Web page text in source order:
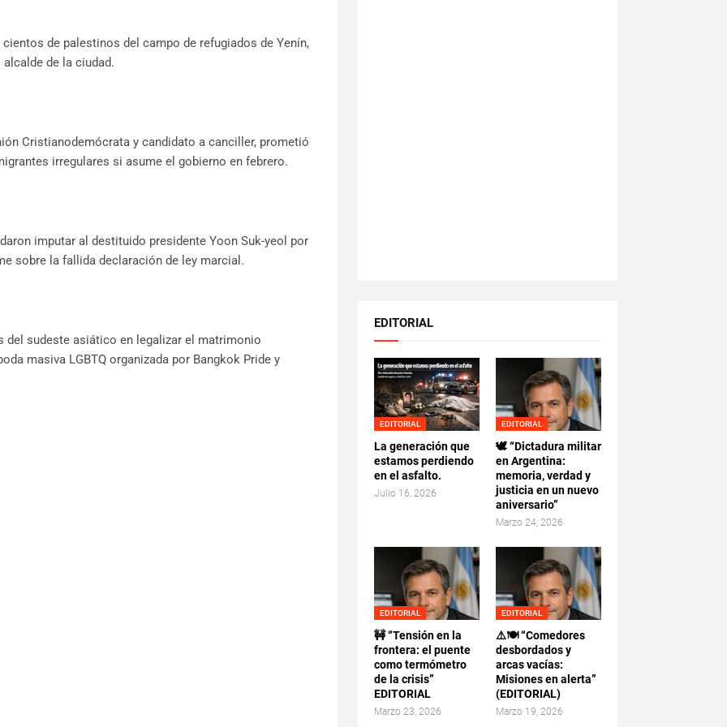
de palestinos del campo de refugiados de Yenín,
de la ciudad.
Cristianodemócrata y candidato a canciller, prometió
irregulares si asume el gobierno en febrero.
imputar al destituido presidente Yoon Suk-yeol por
sobre la fallida declaración de ley marcial.
sudeste asiático en legalizar el matrimonio
masiva LGBTQ organizada por Bangkok Pride y
EDITORIAL
EDITORIAL
La generación que
estamos perdiendo
en el asfalto.
Julio 16, 2026
EDITORIAL
🕊️ “Dictadura militar
en Argentina:
memoria, verdad y
justicia en un nuevo
aniversario”
Marzo 24, 2026
EDITORIAL
🚧 “Tensión en la
frontera: el puente
como termómetro
de la crisis”
EDITORIAL
Marzo 23, 2026
EDITORIAL
⚠️🍽️ “Comedores
desbordados y
arcas vacías:
Misiones en alerta”
(EDITORIAL)
Marzo 19, 2026